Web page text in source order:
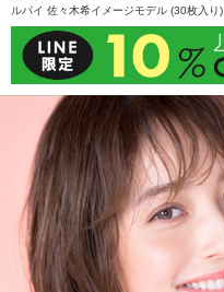
ルパイ 佐々木希イメージモデル (30枚入り)